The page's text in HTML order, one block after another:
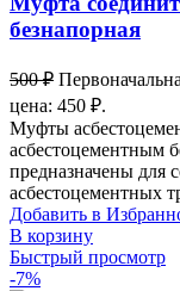
безнапорная
500₽
цена: 450 ₽.
Муфты
асбестоцементным
предназначены для
асбестоцементных
Добавить в
В корзину
Быстрый просмотр
-7%